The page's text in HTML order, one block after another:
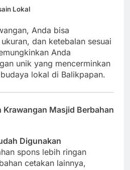
Lokal
Anda bisa
dan ketebalan sesuai
Anda
unik yang mencerminkan
lokal di Balikpapan.
Krawangan Masjid Berbahan
Digunakan
spons lebih ringan
cetakan lainnya,